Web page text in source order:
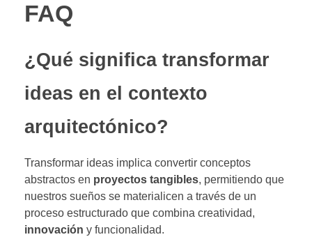
FAQ
¿Qué significa transformar
ideas en el contexto
arquitectónico?
Transformar ideas implica convertir conceptos
abstractos en proyectos tangibles, permitiendo que
nuestros sueños se materialicen a través de un
proceso estructurado que combina creatividad,
innovación y funcionalidad.